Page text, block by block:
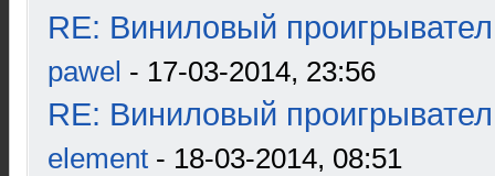
RE: Виниловый
pawel - 17-03-2014, 23:56
RE: Виниловый
element - 18-03-2014, 08:51